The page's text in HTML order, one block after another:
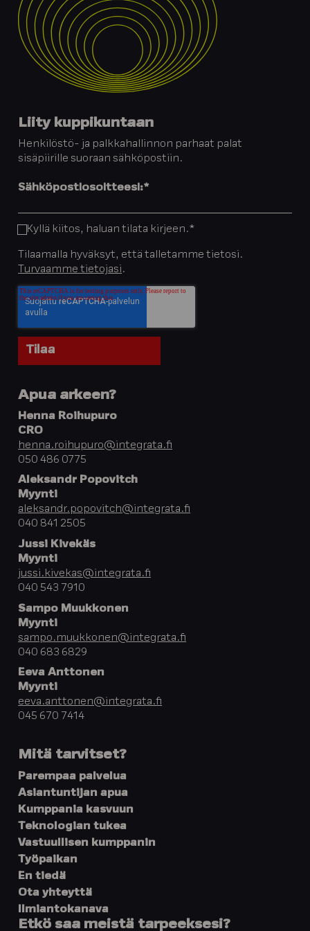
Liity kuppikuntaan
Henkilöstö- ja palkkahallinnon parhaat palat
sisäpiirille suoraan sähköpostiin.
Sähköpostiosoitteesi:*
Kyllä kiitos, haluan tilata kirjeen.*
Tilaamalla hyväksyt, että talletamme tietosi.
Turvaamme tietojasi .
Apua arkeen?
Henna Roihupuro
CRO
henna.roihupuro@integrata.fi
050 486 0775
Aleksandr Popovitch
Myynti
aleksandr.popovitch@integrata.fi
040 841 2505
Jussi Kivekäs
Myynti
jussi.kivekas@integrata.fi
040 543 7910
Sampo Muukkonen
Myynti
sampo.muukkonen@integrata.fi
040 683 6829
Eeva Anttonen
Myynti
eeva.anttonen@integrata.fi
045 670 7414
Mitä tarvitset?
Parempaa palvelua
Asiantuntijan apua
Kumppania kasvuun
Teknologian tukea
Vastuullisen kumppanin
Työpaikan
En tiedä
Ota yhteyttä
Ilmiantokanava
Etkö saa meistä tarpeeksesi?